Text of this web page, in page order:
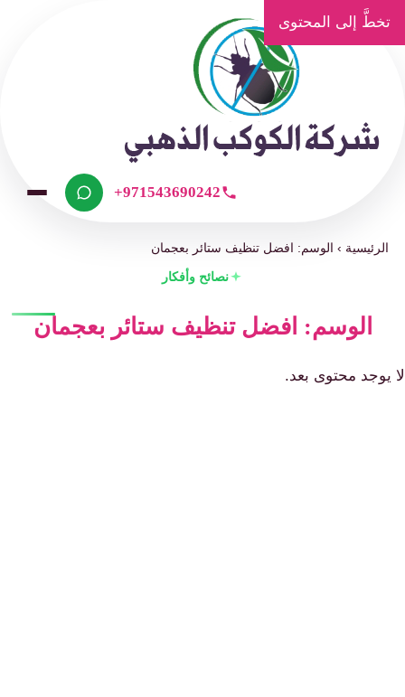
تخطَّ إلى المحتوى
+971543690242
الرئيسية ›الوسم: افضل تنظيف ستائر بعجمان
نصائح وأفكار
الوسم: افضل تنظيف ستائر بعجمان
لا يوجد محتوى بعد.